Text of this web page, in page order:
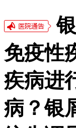
免疫性
疾病进
病？银